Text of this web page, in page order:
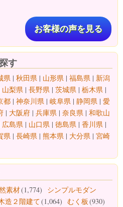
お客様の声を見る
す
県 | 秋田県 | 山形県 | 福島県 | 新潟
山梨県 | 長野県 | 茨城県 | 栃木県 |
都 | 神奈川県 | 岐阜県 | 静岡県 | 愛
| 大阪府 | 兵庫県 | 奈良県 | 和歌山
広島県 | 山口県 | 徳島県 | 香川県 |
県 | 長崎県 | 熊本県 | 大分県 | 宮崎
素材(1,774)
シンプルモダン
造２階建て(1,064) むく板 (930)